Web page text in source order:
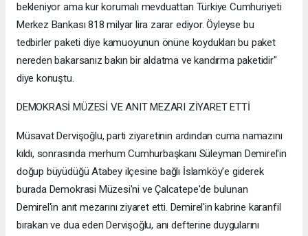
bekleniyor ama kur korumalı mevduattan Türkiye Cumhuriyeti
Merkez Bankası 818 milyar lira zarar ediyor. Öyleyse bu
tedbirler paketi diye kamuoyunun önüne koydukları bu paket
nereden bakarsanız bakın bir aldatma ve kandırma paketidir"
diye konuştu.
DEMOKRASİ MÜZESİ VE ANIT MEZARI ZİYARET ETTİ
Müsavat Dervişoğlu, parti ziyaretinin ardından cuma namazını
kıldı, sonrasında merhum Cumhurbaşkanı Süleyman Demirel'in
doğup büyüdüğü Atabey ilçesine bağlı İslamköy'e giderek
burada Demokrasi Müzesi'ni ve Çalcatepe'de bulunan
Demirel'in anıt mezarını ziyaret etti. Demirel'in kabrine karanfil
bırakan ve dua eden Dervişoğlu, anı defterine duygularını